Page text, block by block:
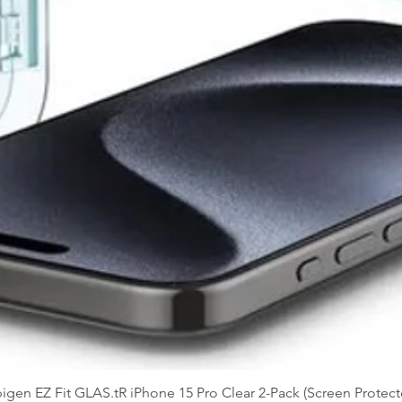
EZ Fit GLAS.tR iPhone 15 Pro Clear 2-Pack (Screen